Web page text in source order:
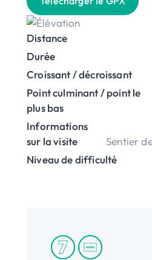
Distance
Durée
Croissant / décroissant
Point culminant / point le
plus bas
Informations
sur la visite
Sentier
Niveau de difficulté